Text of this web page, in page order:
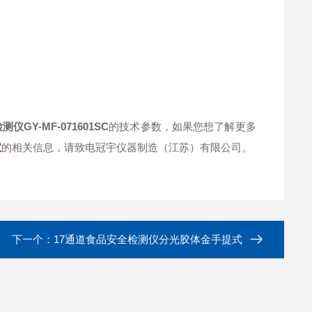
仪GY-MF-071601SC的技术参数，如果您想了解更多
的相关信息，请致电冠宇仪器制造（江苏）有限公司。
下一个： 17通道食品安全检测仪分光胶体金手提式